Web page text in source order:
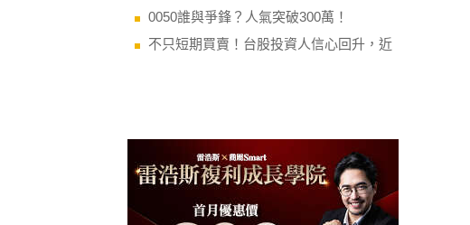
0050誰與爭鋒？人氣突破300萬！
不只短期買賣！台股投資人信心回升，近